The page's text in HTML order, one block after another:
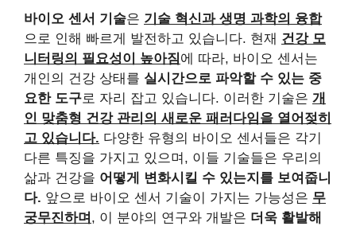
바이오 센서 기술은 기술 혁신과 생명 과학의 융합
으로 인해 빠르게 발전하고 있습니다. 현재 건강 모
니터링의 필요성이 높아짐에 따라, 바이오 센서는
개인의 건강 상태를 실시간으로 파악할 수 있는 중
요한 도구로 자리 잡고 있습니다. 이러한 기술은 개
인 맞춤형 건강 관리의 새로운 패러다임을 열어젖히
고 있습니다. 다양한 유형의 바이오 센서들은 각기
다른 특징을 가지고 있으며, 이들 기술들은 우리의
삶과 건강을 어떻게 변화시킬 수 있는지를 보여줍니
다. 앞으로 바이오 센서 기술이 가지는 가능성은 무
궁무진하며 , 이 분야의 연구와 개발은 더욱 활발해